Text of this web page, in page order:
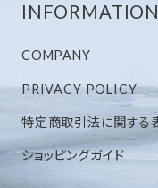
INFORMATION
COMPANY
PRIVACY POLICY
特定商取引法に関する
ショッピングガイド